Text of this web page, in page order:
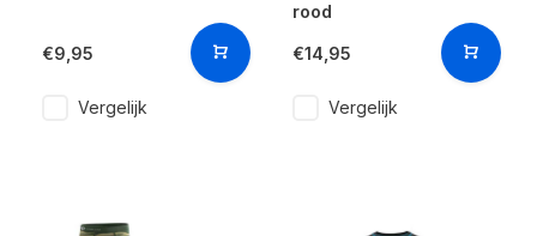
€9,95
Vergelijk
rood
€14,95
Vergelijk